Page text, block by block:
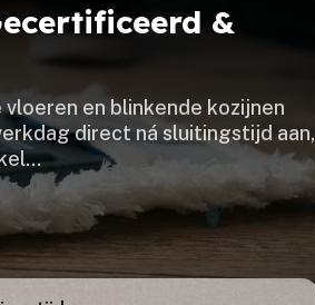
&
en blinkende kozijnen
direct ná sluitingstijd aan,